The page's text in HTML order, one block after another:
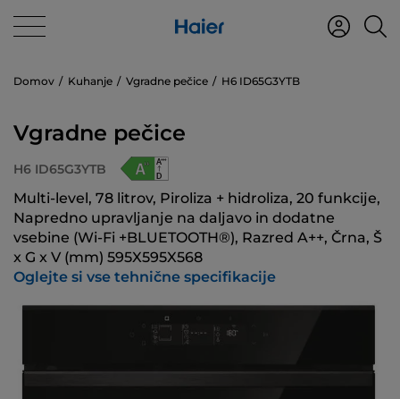
Domov Kuhanje Vgradne pečice H6 ID65G3YTB
Vgradne pečice
H6 ID65G3YTB
Multi-level, 78 litrov, Piroliza + hidroliza, 20 funkcije,
Napredno upravljanje na daljavo in dodatne
vsebine (Wi-Fi +BLUETOOTH®), Razred A++, Črna, Š
x G x V (mm) 595X595X568
Oglejte si vse tehnične specifikacije